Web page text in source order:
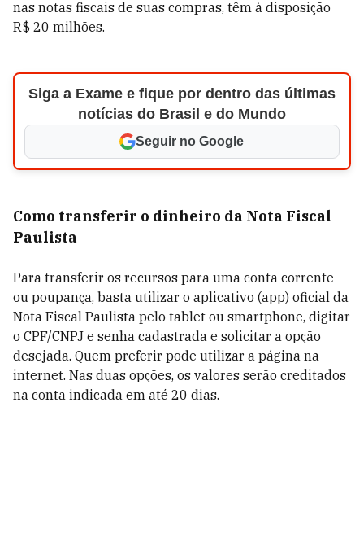
nas notas fiscais de suas compras, têm à disposição
R$ 20 milhões.
Siga a Exame e fique por dentro das últimas
notícias do Brasil e do Mundo
Seguir no Google
Como transferir o dinheiro da Nota Fiscal
Paulista
Para transferir os recursos para uma conta corrente
ou poupança, basta utilizar o aplicativo (app) oficial da
Nota Fiscal Paulista pelo tablet ou smartphone, digitar
o CPF/CNPJ e senha cadastrada e solicitar a opção
desejada. Quem preferir pode utilizar a página na
internet. Nas duas opções, os valores serão creditados
na conta indicada em até 20 dias.